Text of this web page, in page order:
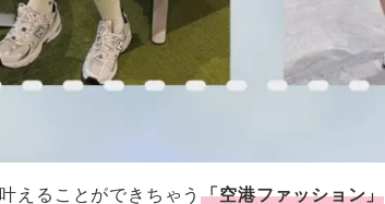
えることができちゃう「空港ファッション」